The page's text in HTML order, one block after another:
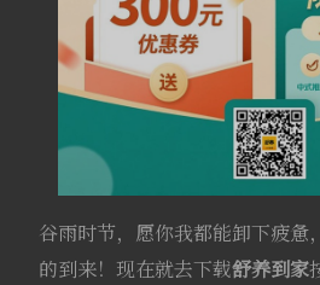
谷雨时节，愿你我都能卸下疲惫
的到来！现在就去下载舒养到家